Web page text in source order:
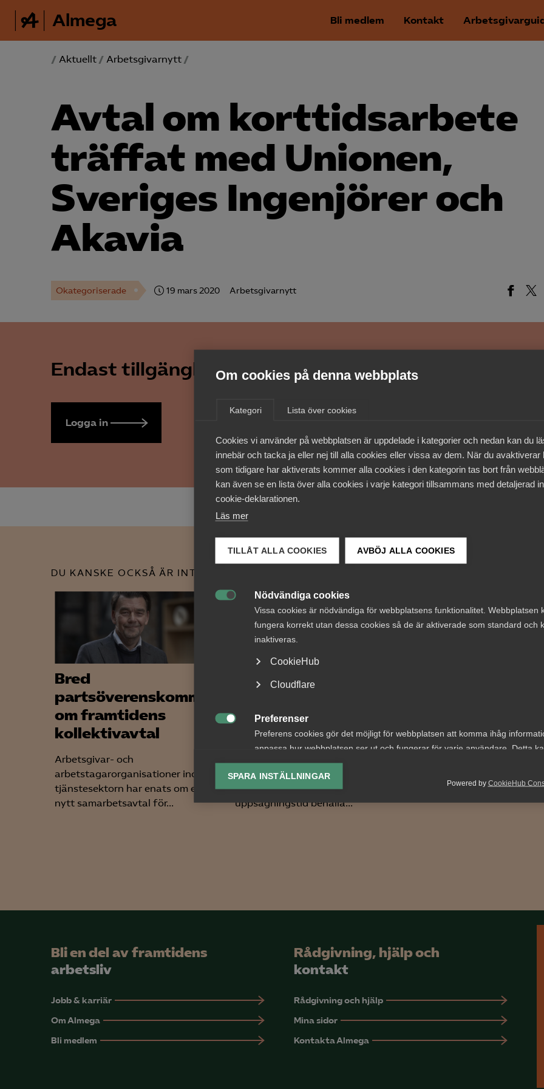
Om cookies på denna webbplats
Kategori Lista över cookies
Cookies vi använder på webbplatsen är uppdelade i kategorier och nedan kan du
innebär och tacka ja eller nej till alla cookies eller vissa av dem. När du avaktiverar
som tidigare har aktiverats kommer alla cookies i den kategorin tas bort från
kan även se en lista över alla cookies i varje kategori tillsammans med detaljerad
cookie-deklarationen.
Läs mer
TILLÅT ALLA COOKIES AVBÖJ ALLA COOKIES
Nödvändiga cookies
Vissa cookies är nödvändiga för webbplatsens funktionalitet. Webbplatsen
fungera korrekt utan dessa cookies så de är aktiverade som standard och
inaktiveras.
CookieHub
Cloudflare
Preferenser
Preferens cookies gör det möjligt för webbplatsen att komma ihåg
anpassa hur webbplatsen ser ut och fungerar för varje användare. Detta
lagring av vald valuta, region, språk eller färgschema.

Analys-cookies
Analyseringscookies hjälper oss förbättra webbplatsen genom att samla

Google Ads
Meta Pixel
YouTube
LinkedIn Insight
Leadfeeder
Powered by CookieHub
SPARA INSTÄLLNINGAR
Almega Bli medlem Kontakt
/ Aktuellt / Arbetsgivarnytt /
Avtal om korttidsarbete
träffat med Unionen,
Sveriges Ingenjörer och
Akavia
Okategoriserade 19 mars 2020 Arbetsgivarnytt
Endast tillgänglig för medlemmar
Logga in
DU KANSKE OCKSÅ ÄR INTRESSERAD AV DETTA?
Bred
partsöverenskommelse
om framtidens
kollektivavtal
Arbetsgivar- och
arbetstagarorganisationer inom
tjänstesektorn har enats om ett
nytt samarbetsavtal för...
Tvist om avtalsenlig
uppsägningstid i
bemanningsföretag
framgår att en uppsagd
arbetstagare har rätt att under
uppsägningstid behålla...
–
kollektivavtal, innehållet i
Bli en del av framtidens
arbetsliv
Jobb & karriär
Om Almega
Bli medlem
Rådgivning, hjälp och
kontakt
Rådgivning och hjälp
Mina sidor
Kontakta Almega